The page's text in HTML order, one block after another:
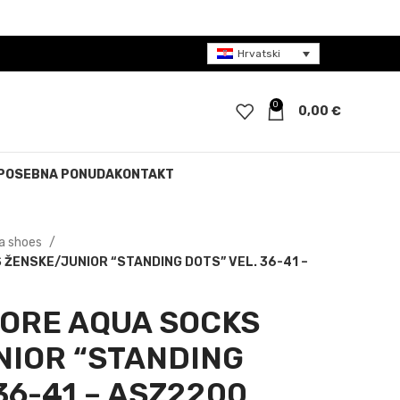
Hrvatski
0 0,00 €
POSEBNA PONUDAKONTAKT
shoes
ŽENSKE/JUNIOR “STANDING DOTS” VEL. 36-41 –
AQUA SOCKS
“STANDING